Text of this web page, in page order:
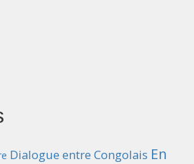
Dialogue entre Congolais En